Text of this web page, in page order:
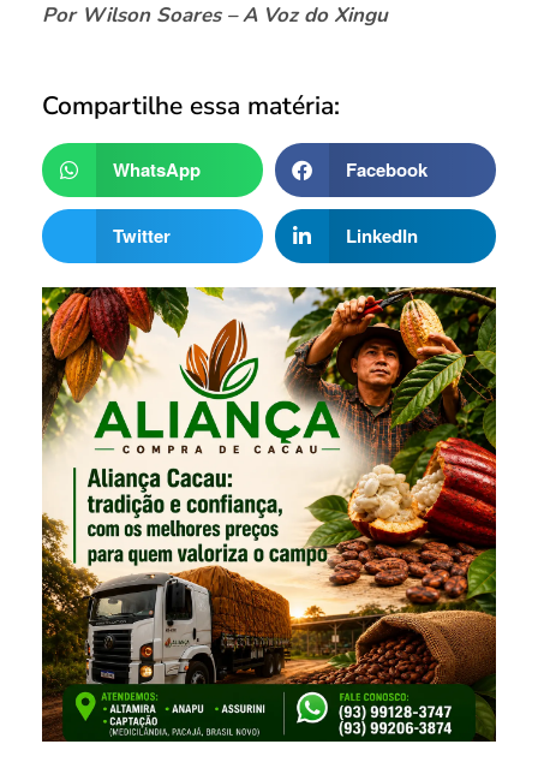
Por Wilson Soares – A Voz do Xingu
Compartilhe essa matéria:
WhatsApp Facebook
Twitter LinkedIn